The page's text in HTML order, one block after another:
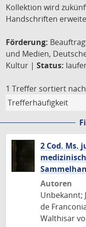
Kollektion wird
Handschriften
Förderung:
und Medien,
Kultur | Status:
1 Treffer sortiert nach
2 Cod. Ms.
Autoren
Unbekannt;
de
Walthisar